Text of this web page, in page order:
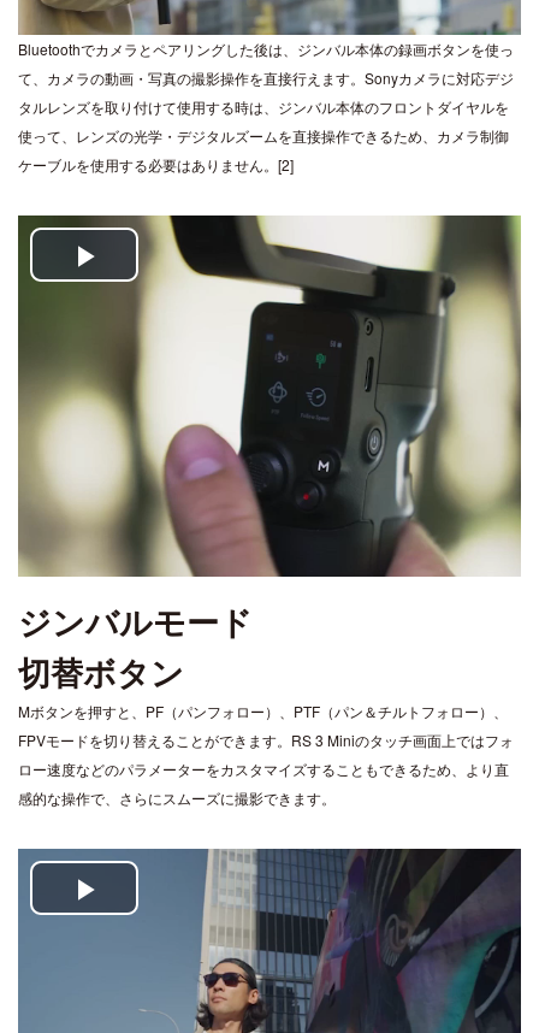
Bluetoothでカメラとペアリングした後は、ジンバル本体の録画ボタンを使っ
て、カメラの動画・写真の撮影操作を直接行えます。Sonyカメラに対応デジ
タルレンズを取り付けて使用する時は、ジンバル本体のフロントダイヤルを
使って、レンズの光学・デジタルズームを直接操作できるため、カメラ制御
ケーブルを使用する必要はありません。[2]
Play
ジンバルモード
切替ボタン
Mボタンを押すと、PF（パンフォロー）、PTF（パン＆チルトフォロー）、
FPVモードを切り替えることができます。RS 3 Miniのタッチ画面上ではフォ
ロー速度などのパラメーターをカスタマイズすることもできるため、より直
感的な操作で、さらにスムーズに撮影できます。
Play